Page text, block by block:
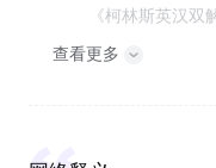
《柯林斯英汉双
查看更多